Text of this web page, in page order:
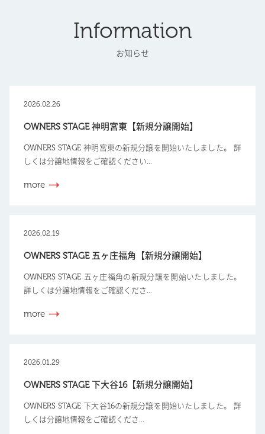
Information
お知らせ
2026.02.26
OWNERS STAGE 神明宮東【新規分譲開始】
OWNERS STAGE 神明宮東の新規分譲を開始いたしました。 詳
しくは分譲地情報をご確認ください...
more
2026.02.19
OWNERS STAGE 五ヶ庄福角【新規分譲開始】
OWNERS STAGE 五ヶ庄福角の新規分譲を開始いたしました。
詳しくは分譲地情報をご確認くださ...
more
2026.01.29
OWNERS STAGE 下大谷16【新規分譲開始】
OWNERS STAGE 下大谷16の新規分譲を開始いたしました。 詳
しくは分譲地情報をご確認くださ...